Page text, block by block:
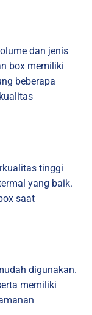
dan jenis
box memiliki
beberapa
tinggi
yang baik.
saat
digunakan.
memiliki